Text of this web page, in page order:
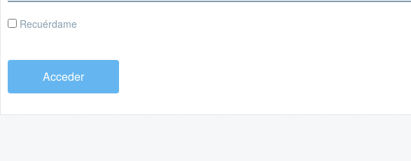
Recuérdame
Acceder